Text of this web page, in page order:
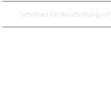
Schriftart für Beschriftung